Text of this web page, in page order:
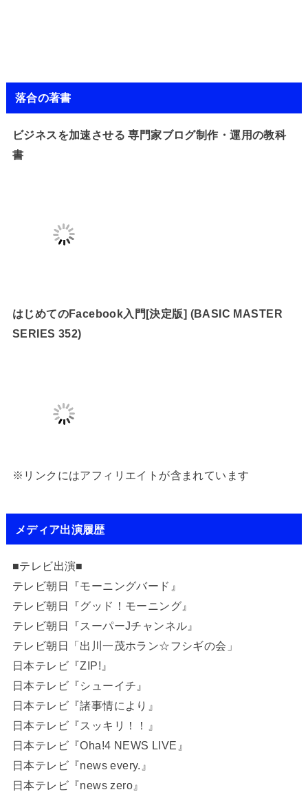
落合の著書
ビジネスを加速させる 専門家ブログ制作・運用の教科
書
はじめてのFacebook入門[決定版] (BASIC MASTER
SERIES 352)
※リンクにはアフィリエイトが含まれています
メディア出演履歴
■テレビ出演■
テレビ朝日『モーニングバード』
テレビ朝日『グッド！モーニング』
テレビ朝日『スーパーJチャンネル』
テレビ朝日「出川一茂ホラン☆フシギの会」
日本テレビ『ZIP!』
日本テレビ『シューイチ』
日本テレビ『諸事情により』
日本テレビ『スッキリ！！』
日本テレビ『Oha!4 NEWS LIVE』
日本テレビ『news every.』
日本テレビ『news zero』